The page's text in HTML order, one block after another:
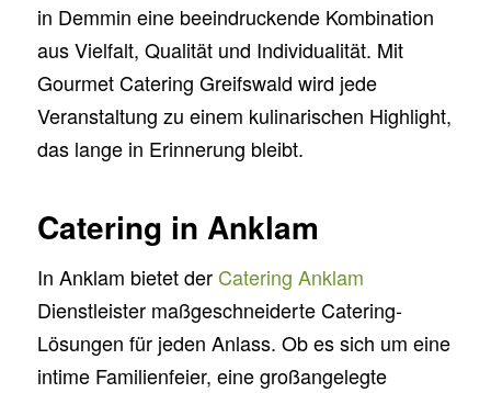
in Demmin eine beeindruckende Kombination
aus Vielfalt, Qualität und Individualität. Mit
Gourmet Catering Greifswald wird jede
Veranstaltung zu einem kulinarischen Highlight,
das lange in Erinnerung bleibt.
Catering in Anklam
In Anklam bietet der Catering Anklam
Dienstleister maßgeschneiderte Catering-
Lösungen für jeden Anlass. Ob es sich um eine
intime Familienfeier, eine großangelegte